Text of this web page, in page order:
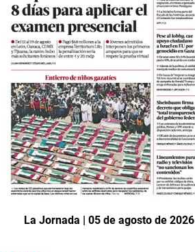
La Jornada | 05 de agosto de 2026